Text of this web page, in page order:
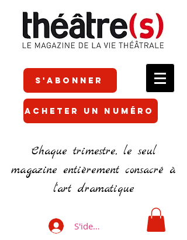
S'ABONNER
ACHETER UN NUMÉRO
Chaque trimestre, le seul
magazine entièrement consacré à
l'art dramatique
S'identifier